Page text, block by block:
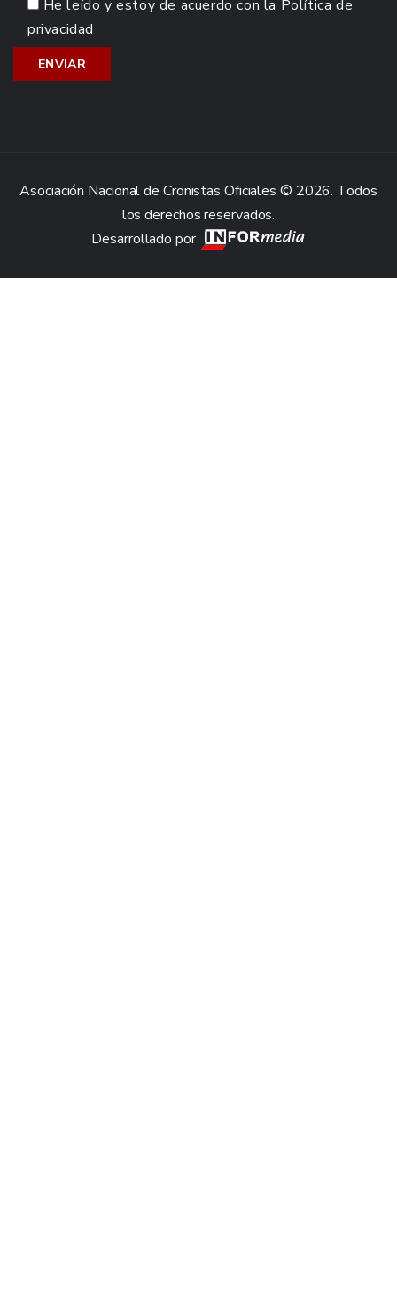
He leído y estoy de acuerdo con la Política de
privacidad
Asociación Nacional de Cronistas Oficiales © 2026. Todos
los derechos reservados.
Desarrollado por